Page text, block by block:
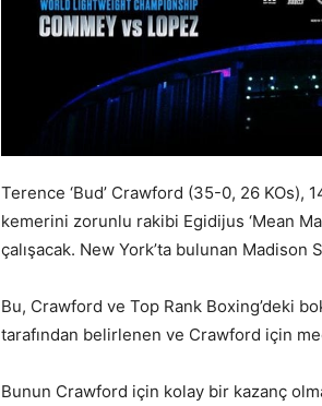
Terence ‘Bud’ Crawford (35-0, 26 KOs),
kemerini zorunlu rakibi Egidijus ‘Mean
çalışacak. New York’ta bulunan Madison
Bu, Crawford ve Top Rank Boxing’deki
tarafından belirlenen ve Crawford için
Bunun Crawford için kolay bir kazanç